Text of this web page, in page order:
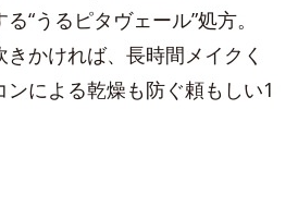
“うるピタヴェール”処方。
かければ、長時間メイクく
による乾燥も防ぐ頼もしい1